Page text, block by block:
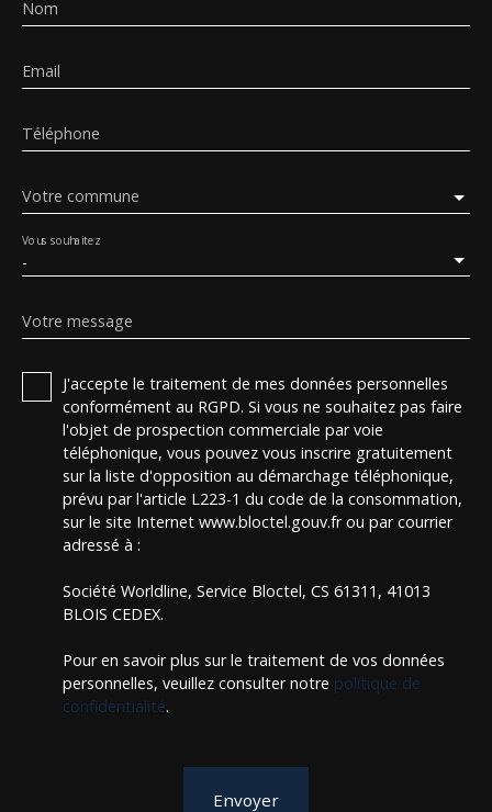
Nom
Email
Téléphone
Votre commune
-
Vous souhaitez
Votre message
J'accepte le traitement de mes données personnelles
conformément au RGPD. Si vous ne souhaitez pas faire
l'objet de prospection commerciale par voie
téléphonique, vous pouvez vous inscrire gratuitement
sur la liste d'opposition au démarchage téléphonique,
prévu par l'article L223-1 du code de la consommation,
sur le site Internet www.bloctel.gouv.fr ou par courrier
adressé à :
Société Worldline, Service Bloctel, CS 61311, 41013
BLOIS CEDEX.
Pour en savoir plus sur le traitement de vos données
personnelles, veuillez consulter notre politique de
confidentialité.
Envoyer